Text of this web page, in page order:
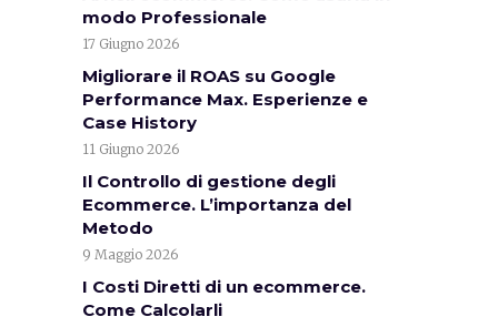
modo Professionale
17 Giugno 2026
Migliorare il ROAS su Google
Performance Max. Esperienze e
Case History
11 Giugno 2026
Il Controllo di gestione degli
Ecommerce. L’importanza del
Metodo
9 Maggio 2026
I Costi Diretti di un ecommerce.
Come Calcolarli